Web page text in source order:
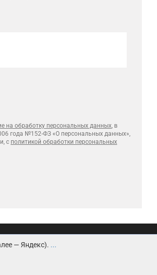
на обработку персональных данных, в
года №152-ФЗ «О персональных данных»,
с политикой обработки персональных
на обработку персональных данных
— Яндекс). ...